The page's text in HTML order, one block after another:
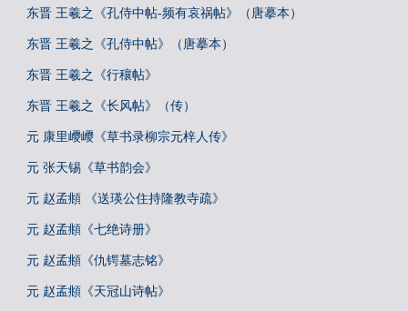
东晋 王羲之《孔侍中帖-频有哀祸帖》（唐摹本）
东晋 王羲之《孔侍中帖》（唐摹本）
东晋 王羲之《行穰帖》
东晋 王羲之《长风帖》（传）
元 康里巎巎《草书录柳宗元梓人传》
元 张天锡《草书韵会》
元 赵孟頫 《送瑛公住持隆教寺疏》
元 赵孟頫《七绝诗册》
元 赵孟頫《仇锷墓志铭》
元 赵孟頫《天冠山诗帖》